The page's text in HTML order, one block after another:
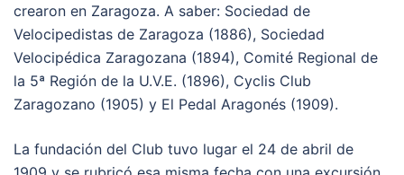
crearon en Zaragoza. A saber: Sociedad de
Velocipedistas de Zaragoza (1886), Sociedad
Velocipédica Zaragozana (1894), Comité Regional de
la 5ª Región de la U.V.E. (1896), Cyclis Club
Zaragozano (1905) y El Pedal Aragonés (1909).
La fundación del Club tuvo lugar el 24 de abril de